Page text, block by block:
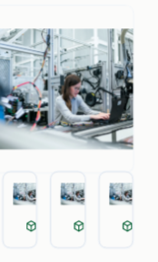
Équipements Auxiliaires
Équipements